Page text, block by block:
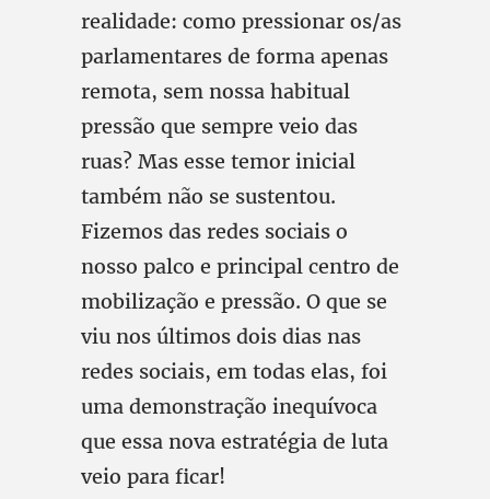
realidade: como pressionar os/as
parlamentares de forma apenas
remota, sem nossa habitual
pressão que sempre veio das
ruas? Mas esse temor inicial
também não se sustentou.
Fizemos das redes sociais o
nosso palco e principal centro de
mobilização e pressão. O que se
viu nos últimos dois dias nas
redes sociais, em todas elas, foi
uma demonstração inequívoca
que essa nova estratégia de luta
veio para ficar!